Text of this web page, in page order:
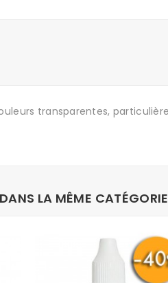
transparentes,
LA MÊME